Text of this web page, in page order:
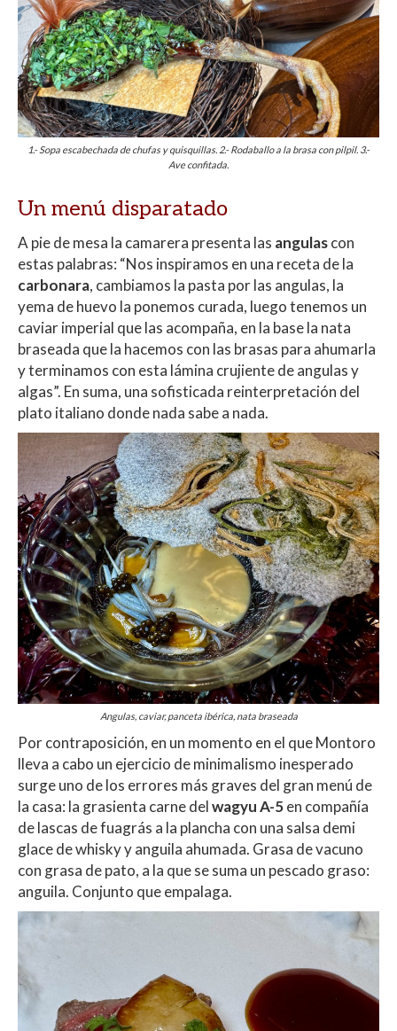
1.- Sopa escabechada de chufas y quisquillas. 2.- Rodaballo a la brasa con pilpil. 3.-
Ave confitada.
Un menú disparatado
A pie de mesa la camarera presenta las angulascon
estas palabras: “Nos inspiramos en una receta de la
carbonara, cambiamos la pasta por las angulas, la
yema de huevo la ponemos curada, luego tenemos un
caviar imperial que las acompaña, en la base la nata
braseada que la hacemos con las brasas para ahumarla
y terminamos con esta lámina crujiente de angulas y
algas”. En suma, una sofisticada reinterpretación del
plato italiano donde nada sabe a nada.
Angulas, caviar, panceta ibérica, nata braseada
Por contraposición, en un momento en el que Montoro
lleva a cabo un ejercicio de minimalismo inesperado
surge uno de los errores más graves del gran menú de
la casa: la grasienta carne delwagyu A-5en compañía
de lascas de fuagrás a la plancha con una salsa demi
glace de whisky y anguila ahumada. Grasa de vacuno
con grasa de pato, a la que se suma un pescado graso:
anguila. Conjunto que empalaga.